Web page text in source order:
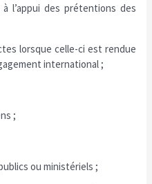
l’appui des prétentions des
lorsque celle-ci est rendue
international ;
;
ou ministériels ;